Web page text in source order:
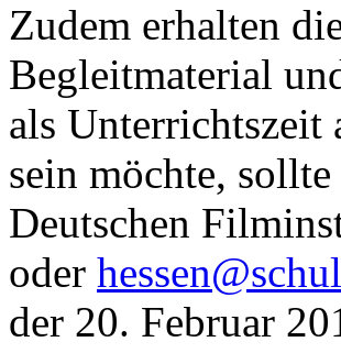
Zudem erhalten
Begleitmaterial
als Unterrichtszeit
sein möchte,
Deutschen
oder
der 20. Februar